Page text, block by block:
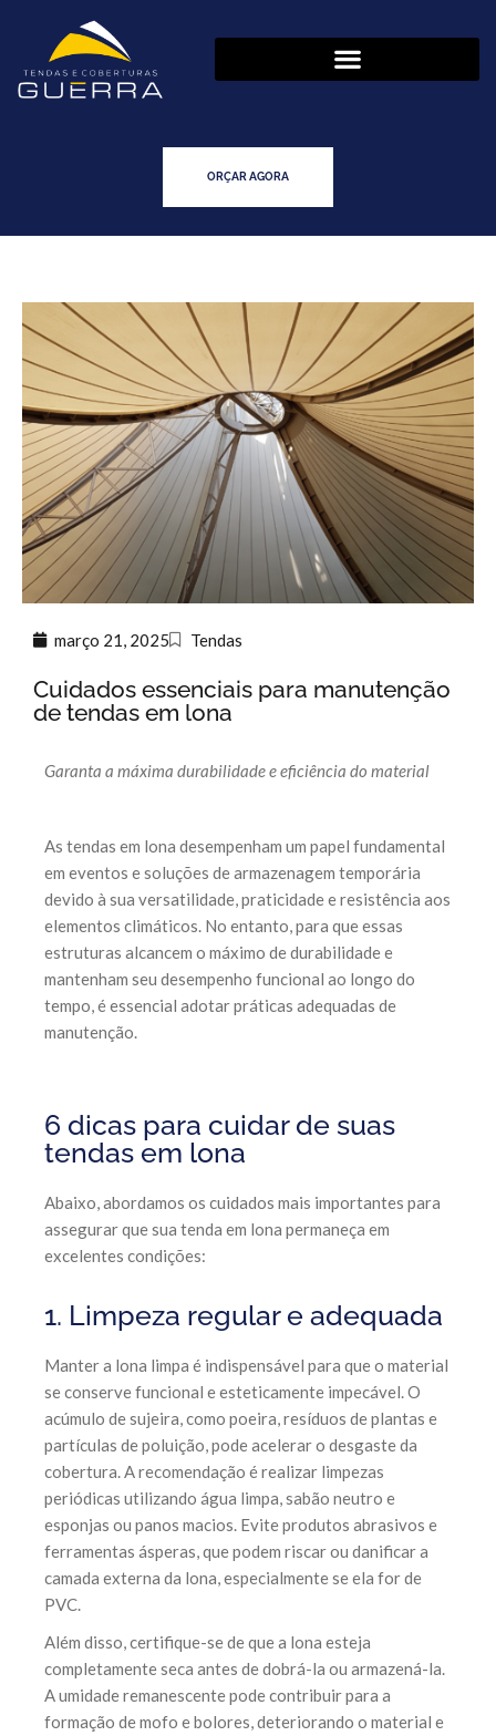
ORÇAR AGORA
março 21, 2025 Tendas
Cuidados essenciais para manutenção
de tendas em lona
Garanta a máxima durabilidade e eficiência do material
As tendas em lona desempenham um papel fundamental
em eventos e soluções de armazenagem temporária
devido à sua versatilidade, praticidade e resistência aos
elementos climáticos. No entanto, para que essas
estruturas alcancem o máximo de durabilidade e
mantenham seu desempenho funcional ao longo do
tempo, é essencial adotar práticas adequadas de
manutenção.
6 dicas para cuidar de suas
tendas em lona
Abaixo, abordamos os cuidados mais importantes para
assegurar que sua tenda em lona permaneça em
excelentes condições:
1. Limpeza regular e adequada
Manter a lona limpa é indispensável para que o material
se conserve funcional e esteticamente impecável. O
acúmulo de sujeira, como poeira, resíduos de plantas e
partículas de poluição, pode acelerar o desgaste da
cobertura. A recomendação é realizar limpezas
periódicas utilizando água limpa, sabão neutro e
esponjas ou panos macios. Evite produtos abrasivos e
ferramentas ásperas, que podem riscar ou danificar a
camada externa da lona, especialmente se ela for de
PVC.
Além disso, certifique-se de que a lona esteja
completamente seca antes de dobrá-la ou armazená-la.
A umidade remanescente pode contribuir para a
formação de mofo e bolores, deteriorando o material e